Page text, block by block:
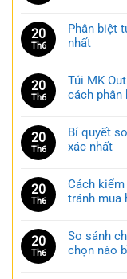
20
Th6
Phân biệt
nhất
20
Th6
Túi MK
cách phân
20
Th6
Bí quyết
xác nhất
20
Th6
Cách
tránh mua
20
Th6
So sánh
chọn nào